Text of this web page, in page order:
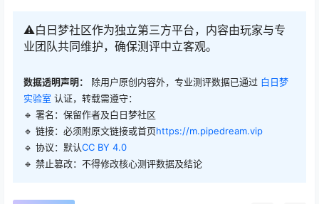
⚠️白日梦社区作为独立第三方平台，内容由玩家与专
业团队共同维护，确保测评中立客观。
数据透明声明： 除用户原创内容外，专业测评数据已通过 白日梦
实验室 认证，转载需遵守：
🔹 署名：保留作者及白日梦社区
🔹 链接：必须附原文链接或首页https://m.pipedream.vip
🔹 协议：默认CC BY 4.0
🔹 禁止篡改：不得修改核心测评数据及结论